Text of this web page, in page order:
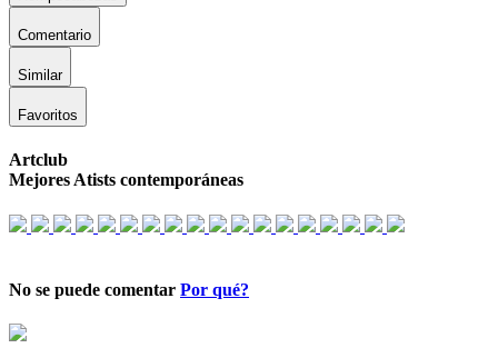
Comentario
Similar
Favoritos
Artclub
Mejores Atists contemporáneas
No se puede comentar Por qué?